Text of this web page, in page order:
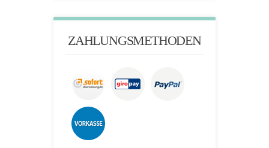
ZAHLUNGSMETHODEN